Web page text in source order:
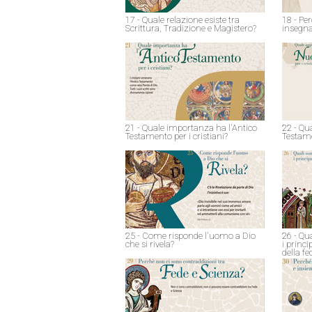
17 - Quale relazione esiste tra
Scrittura, Tradizione e Magistero?
18 -
21 - Quale importanza ha l'Antico
Testamento per i cristiani?
22 -
25 - Come risponde l'uomo a Dio
che si rivela?
26 -
i
della